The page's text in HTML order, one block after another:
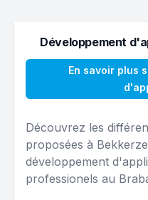
Développement
En savoir plus
Découvrez les
proposées à
développement
professionels au